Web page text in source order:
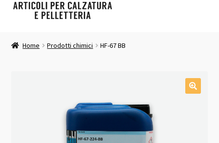
menu
child
Home Prodotti chimici HF-67 BB